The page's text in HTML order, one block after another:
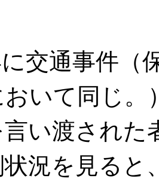
交通事件（
いて同じ。
い渡された
状況を見ると